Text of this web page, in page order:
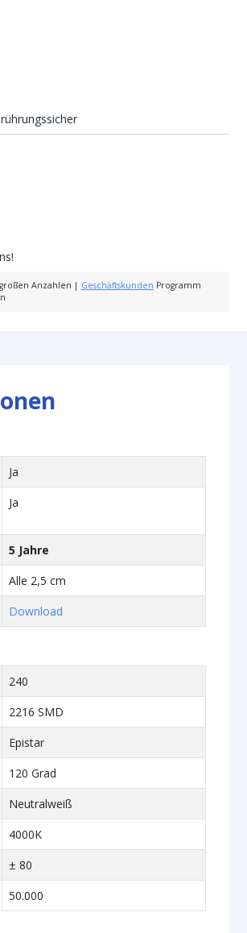
Anzahlen | Geschäftskunden Programm
Ja
Ja
5 Jahre
Alle 2,5 cm
Download
240
2216 SMD
Epistar
120 Grad
Neutralweiß
4000K
± 80
50.000